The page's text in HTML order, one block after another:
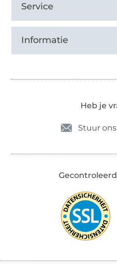
Service
Informatie
Heb je
Stuur